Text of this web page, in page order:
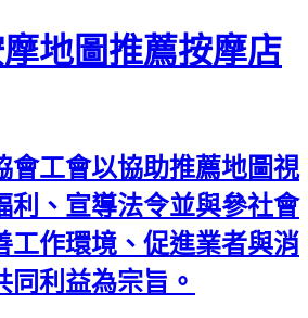
地圖推薦按摩店
會工會以協助推薦地圖視
利、宣導法令並與參社會
工作環境、促進業者與消
同利益為宗旨。